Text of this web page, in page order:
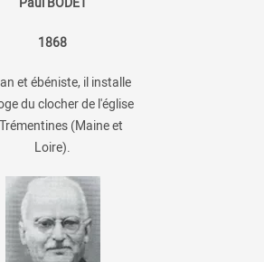
1868
et ébéniste, il installe
du clocher de l'église
(Maine et
Loire).